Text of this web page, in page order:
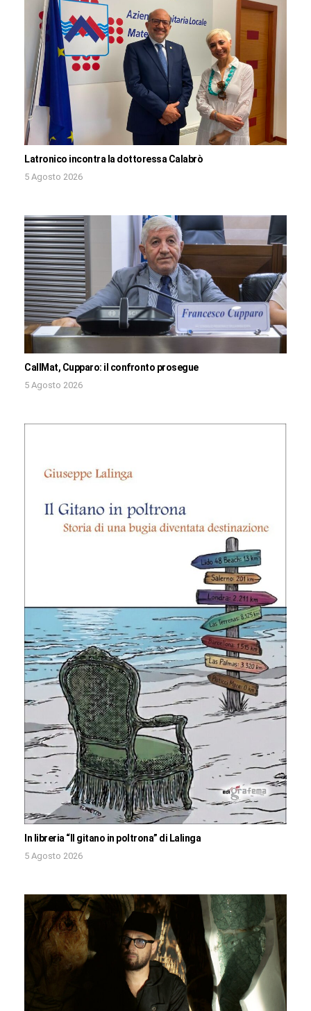
Latronico incontra la dottoressa Calabrò
5 Agosto 2026
CallMat, Cupparo: il confronto prosegue
5 Agosto 2026
In libreria “Il gitano in poltrona” di Lalinga
5 Agosto 2026